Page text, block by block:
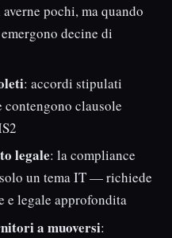
pochi, ma quando
decine di
: accordi stipulati
contengono clausole
legale: la compliance
un tema IT — richiede
e legale approfondita
a muoversi: